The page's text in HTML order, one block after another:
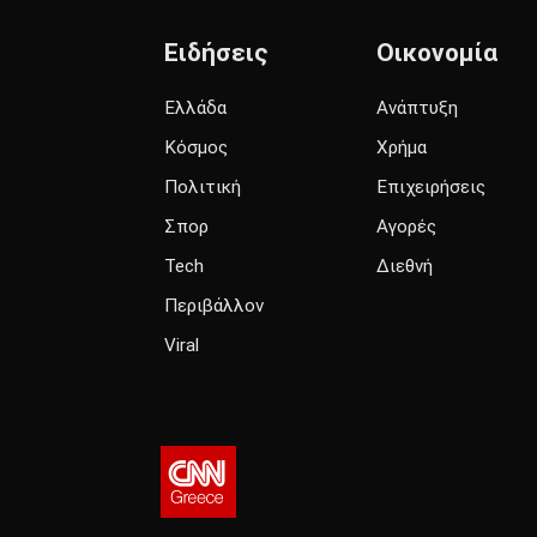
Ειδήσεις
Ελλάδα
Κόσμος
Πολιτική
Σπορ
Tech
Περιβάλλον
Viral
Οικονομία
Ανάπτυξη
Χρήμα
Επιχειρήσεις
Αγορές
Διεθνή